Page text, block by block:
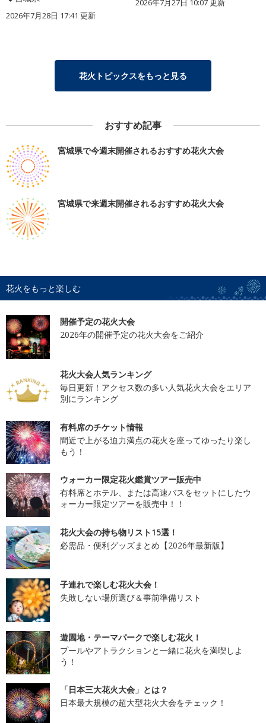
2026年7月28日 17:41 更新
2026年7月27日 10:07 更新
花火トピックスをもっと見る
おすすめ記事
宮城県で今週末開催されるおすすめ花火大会
宮城県で来週末開催されるおすすめ花火大会
花火をもっと楽しむ
開催予定の花火大会
2026年の開催予定の花火大会をご紹介
花火大会人気ランキング
毎日更新！アクセス数の多い人気花火大会をエリア
別にランキング
有料席のチケット情報
間近で上がる迫力満点の花火を座ってゆったり楽し
もう！
ウォーカー限定花火鑑賞ツアー販売中
有料席とホテル、または高速バスをセットにしたウ
ォーカー限定ツアーを販売中！！
花火大会の持ち物リスト15選！
必需品・便利グッズまとめ【2026年最新版】
子連れで楽しむ花火大会！
失敗しない場所選び＆事前準備リスト
遊園地・テーマパークで楽しむ花火！
プールやアトラクションと一緒に花火を満喫しよ
う！
「日本三大花火大会」とは？
日本最大規模の超大型花火大会をチェック！